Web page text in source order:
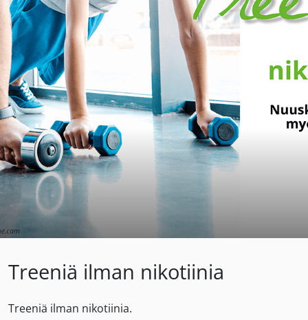
Treeniä ilman nikotiinia
Treeniä ilman nikotiinia.